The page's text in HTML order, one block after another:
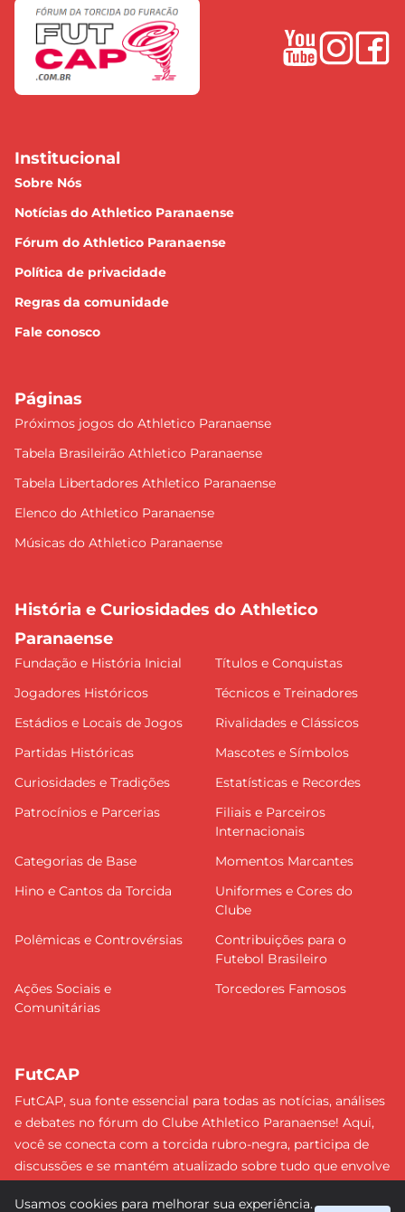
Institucional
Sobre Nós
Notícias do Athletico Paranaense
Fórum do Athletico Paranaense
Política de privacidade
Regras da comunidade
Fale conosco
Páginas
Próximos jogos do Athletico Paranaense
Tabela Brasileirão Athletico Paranaense
Tabela Libertadores Athletico Paranaense
Elenco do Athletico Paranaense
Músicas do Athletico Paranaense
História e Curiosidades do Athletico
Paranaense
Fundação e História Inicial
Títulos e Conquistas
Jogadores Históricos
Técnicos e Treinadores
Estádios e Locais de Jogos
Rivalidades e Clássicos
Partidas Históricas
Mascotes e Símbolos
Curiosidades e Tradições
Estatísticas e Recordes
Patrocínios e Parcerias
Filiais e Parceiros
Internacionais
Categorias de Base
Momentos Marcantes
Hino e Cantos da Torcida
Uniformes e Cores do
Clube
Polêmicas e Controvérsias
Contribuições para o
Futebol Brasileiro
Ações Sociais e
Comunitárias
Torcedores Famosos
FutCAP
FutCAP, sua fonte essencial para todas as notícias, análises
e debates no fórum do Clube Athletico Paranaense! Aqui,
você se conecta com a torcida rubro-negra, participa de
discussões e se mantém atualizado sobre tudo que envolve
Usamos cookies para melhorar sua experiência.